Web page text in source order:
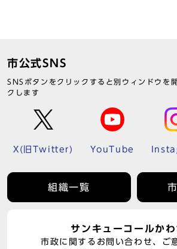
市公式SNS
SNSボタンをクリックすると別ウィンドウを
クします
X(旧Twitter) YouTube
組織一覧
サンキューコールかわ
市政に関するお問い合わせ、ご